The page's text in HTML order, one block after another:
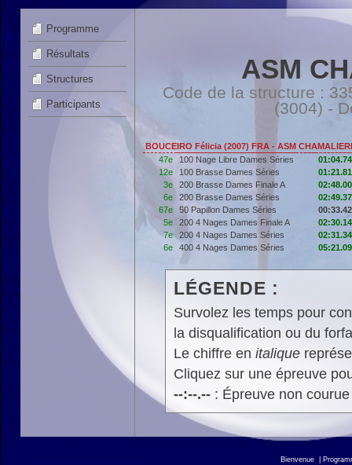
Programme
Résultats
Structures
Participants
ASM
Code de la structure :
(3004) -
BOUCEIRO Félicia (2007) FRA - ASM
47e
100 Nage Libre Dames Séries
01:04.74
12e
100 Brasse Dames Séries
01:21.81
3e
200 Brasse Dames Finale A
02:48.00
6e
200 Brasse Dames Séries
02:49.37
67e
50 Papillon Dames Séries
00:33.42
5e
200 4 Nages Dames Finale A
02:30.14
7e
200 4 Nages Dames Séries
02:31.34
6e
400 4 Nages Dames Séries 05:21.09
LÉGENDE :
Survolez les temps pour
la disqualification ou du
Le chiffre en italique
Cliquez sur une épreuve
--:--.--: Épreuve non
Bienvenue